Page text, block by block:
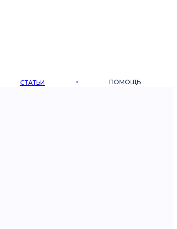
СТАТЬИ ПОМОЩЬ